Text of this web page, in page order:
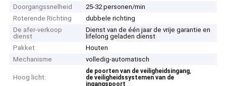
Doorgangssnelheid
25-32 personen/min
Roterende Richting
dubbele richting
De afer-verkoop
dienst
Dienst van de één jaar de vrije garantie en
lifelong geladen dienst
Pakket
Houten
Mechanisme
volledig-automatisch
Hoog licht:
de poorten van de veiligheidsingang,
de veiligheidssystemen van de
ingangspoort